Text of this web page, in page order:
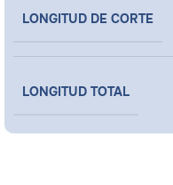
LONGITUD DE CORTE
LONGITUD TOTAL